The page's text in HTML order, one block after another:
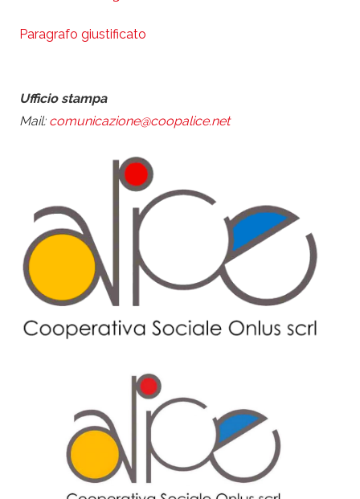
Paragrafo giustificato
Ufficio stampa
Mail: comunicazione@coopalice.net